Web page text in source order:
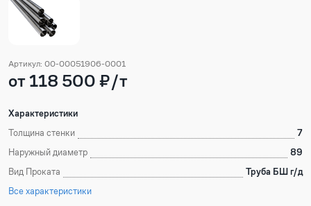
Артикул: 00-00051906-0001
от 118 500 ₽/т
Характеристики
Толщина стенки
7
Наружный диаметр
89
Вид Проката
Труба БШ г/д
Все характеристики